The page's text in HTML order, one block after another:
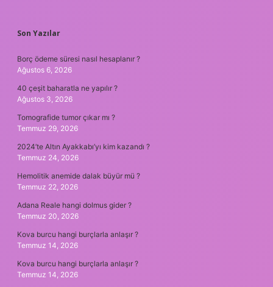
SIDEBAR
Son Yazılar
Borç ödeme süresi nasıl hesaplanır ?
Ağustos 6, 2026
40 çeşit baharatla ne yapılır ?
Ağustos 3, 2026
Tomografide tumor çıkar mı ?
Temmuz 29, 2026
2024’te Altın Ayakkabı’yı kim kazandı ?
Temmuz 24, 2026
Hemolitik anemide dalak büyür mü ?
Temmuz 22, 2026
Adana Reale hangi dolmus gider ?
Temmuz 20, 2026
Kova burcu hangi burçlarla anlaşır ?
Temmuz 14, 2026
Kova burcu hangi burçlarla anlaşır ?
Temmuz 14, 2026